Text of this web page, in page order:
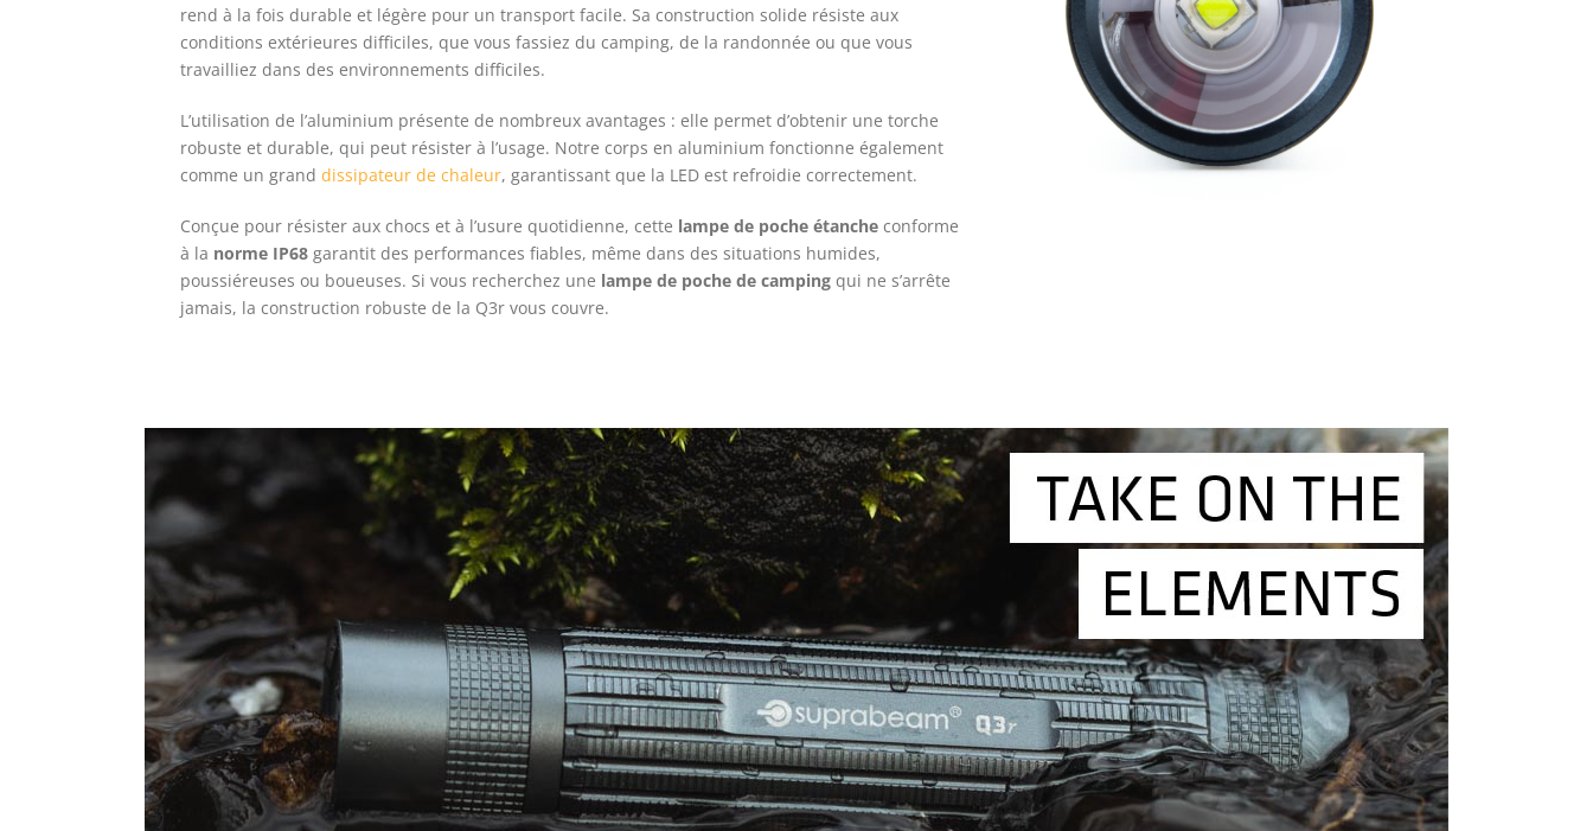
rend à la fois durable et légère pour un transport facile. Sa construction solide résiste aux
conditions extérieures difficiles, que vous fassiez du camping, de la randonnée ou que vous
travailliez dans des environnements difficiles.
L’utilisation de l’aluminium présente de nombreux avantages : elle permet d’obtenir une torche
robuste et durable, qui peut résister à l’usage. Notre corps en aluminium fonctionne également
comme un grand dissipateur de chaleur, garantissant que la LED est refroidie correctement.
Conçue pour résister aux chocs et à l’usure quotidienne, cette lampe de poche étanche conforme
à la norme IP68 garantit des performances fiables, même dans des situations humides,
poussiéreuses ou boueuses. Si vous recherchez une lampe de poche de camping qui ne s’arrête
jamais, la construction robuste de la Q3r vous couvre.